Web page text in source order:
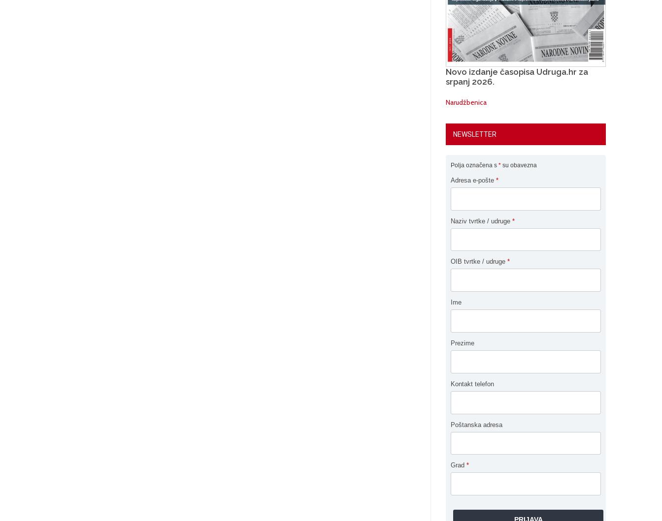
Novo izdanje časopisa Udruga.hr za
srpanj 2026.
Narudžbenica
NEWSLETTER
Polja označena s * su obavezna
Adresa e-pošte *
Naziv tvrtke / udruge *
OIB tvrtke / udruge *
Ime
Prezime
Kontakt telefon
Poštanska adresa
Grad *